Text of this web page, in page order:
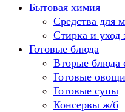
Бытовая химия
Средства для
Стирка и уход
Готовые блюда
Вторые блюда
Готовые овощи
Готовые супы
Консервы ж/б